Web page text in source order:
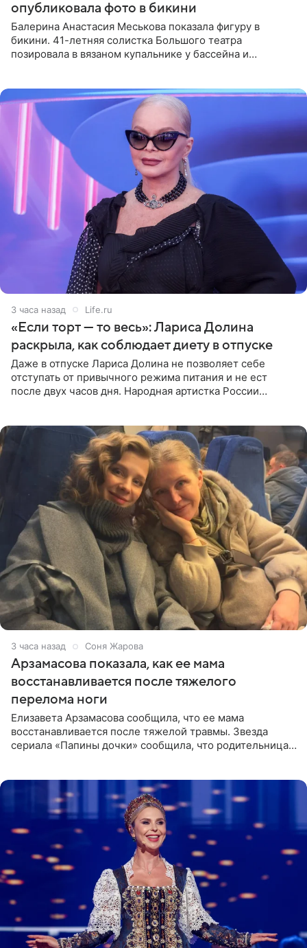
опубликовала фото в бикини
Балерина Анастасия Меськова показала фигуру в
бикини. 41-летняя солистка Большого театра
позировала в вязаном купальнике у бассейна и
3 часа назад Life.ru
«Если торт — то весь»: Лариса Долина
раскрыла, как соблюдает диету в отпуске
Даже в отпуске Лариса Долина не позволяет себе
отступать от привычного режима питания и не ест
после двух часов дня. Народная артистка России
3 часа назад Соня Жарова
Арзамасова показала, как ее мама
восстанавливается после тяжелого
перелома ноги
Елизавета Арзамасова сообщила, что ее мама
восстанавливается после тяжелой травмы. Звезда
сериала «Папины дочки» сообщила, что родительница